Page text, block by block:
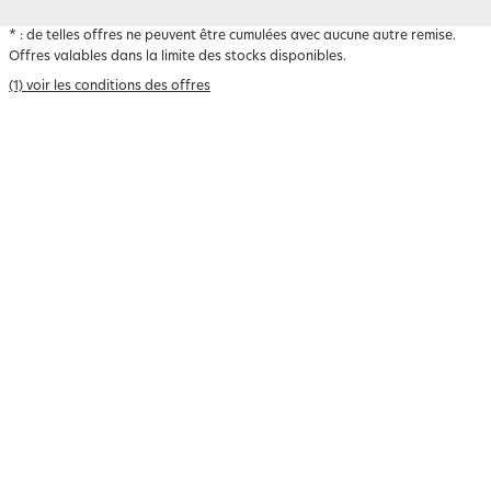
* : de telles offres ne peuvent être cumulées avec aucune autre remise.
Offres valables dans la limite des stocks disponibles.
(1) voir les conditions des offres